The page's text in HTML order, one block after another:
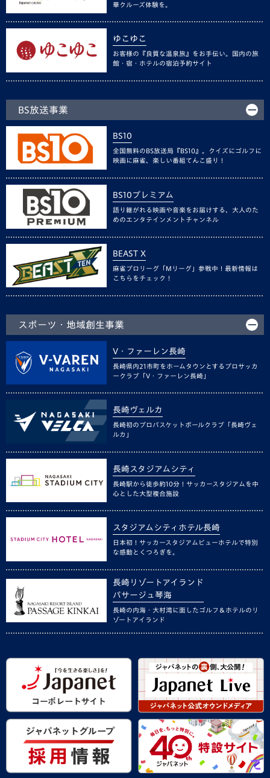
華クルーズ体験を。
ゆこゆこ
お客様の『良質な温泉旅』をお手伝い。国内の旅
館・宿・ホテルの宿泊予約サイト
BS放送事業
BS10
全国無料のBS放送局『BS10』。クイズにゴルフに
映画に麻雀、楽しい番組てんこ盛り！
BS10プレミアム
語り継がれる映画や音楽をお届けする、大人のた
めのエンタテインメントチャンネル
BEAST X
麻雀プロリーグ「Mリーグ」参戦中！最新情報は
こちらをチェック！
スポーツ・地域創生事業
V・ファーレン長崎
長崎県内21市町をホームタウンとするプロサッカ
ークラブ「V・ファーレン長崎」
長崎ヴェルカ
長崎初のプロバスケットボールクラブ「長崎ヴェ
ルカ」
長崎スタジアムシティ
長崎駅から徒歩約10分！サッカースタジアムを中
心とした大型複合施設
スタジアムシティホテル長崎
日本初！サッカースタジアムビューホテルで特別
な感動とくつろぎを。
長崎リゾートアイランド
パサージュ琴海
長崎の内海・大村湾に面したゴルフ＆ホテルのリ
ゾートアイランド